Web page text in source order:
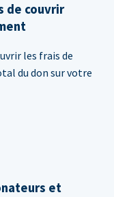
de couvrir
les frais de
du don sur votre
et